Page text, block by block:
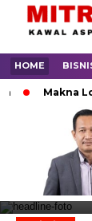
HOME
Makna Logo
Aset